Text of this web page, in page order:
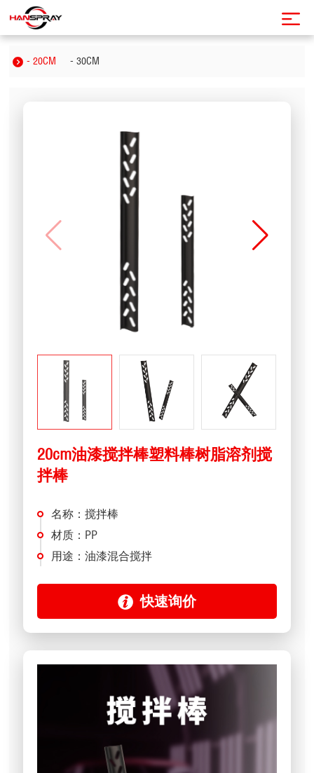
- 20CM - 30CM
20cm油漆搅拌棒塑料棒树脂溶剂搅
拌棒
名称：搅拌棒
材质：PP
用途：油漆混合搅拌
快速询价